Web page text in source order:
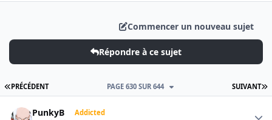
Commencer un nouveau sujet
Répondre à ce sujet
PREMIÈRE PAGE
PRÉCÉDENT SUIVANT
PAGE 630 SUR 644
PunkyB Addicted